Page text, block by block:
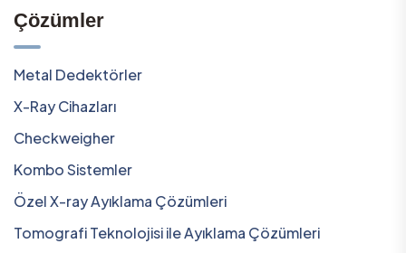
Çözümler
Metal Dedektörler
X-Ray Cihazları
Checkweigher
Kombo Sistemler
Özel X-ray Ayıklama Çözümleri
Tomografi Teknolojisi ile Ayıklama Çözümleri